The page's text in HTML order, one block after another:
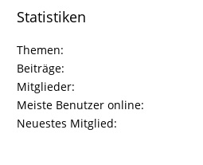
Statistiken
Themen
Beiträge
Mitglieder
Meiste Benutzer online
Neuestes Mitglied